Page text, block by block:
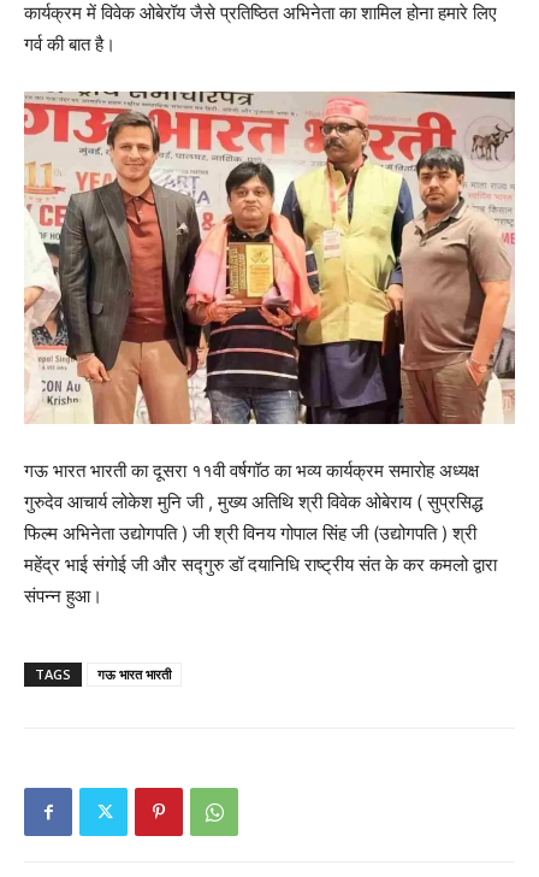
कार्यक्रम में विवेक ओबेरॉय जैसे प्रतिष्ठित अभिनेता का शामिल होना हमारे लिए
गर्व की बात है।
गऊ भारत भारती का दूसरा ११वी वर्षगॉठ का भव्य कार्यक्रम समारोह अध्यक्ष
गुरुदेव आचार्य लोकेश मुनि जी , मुख्य अतिथि श्री विवेक ओबेराय ( सुप्रसिद्ध
फिल्म अभिनेता उद्योगपति ) जी श्री विनय गोपाल सिंह जी (उद्योगपति ) श्री
महेंद्र भाई संगोई जी और सद्गुरु डॉ दयानिधि राष्ट्रीय संत के कर कमलो द्वारा
संपन्न हुआ।
TAGS गऊ भारत भारती